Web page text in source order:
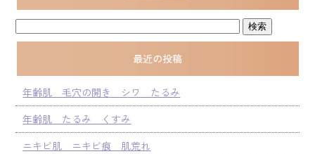
最近の投稿
年齢肌 毛穴の開き シワ たるみ
年齢肌 たるみ くすみ
ニキビ肌 ニキビ痕 肌荒れ